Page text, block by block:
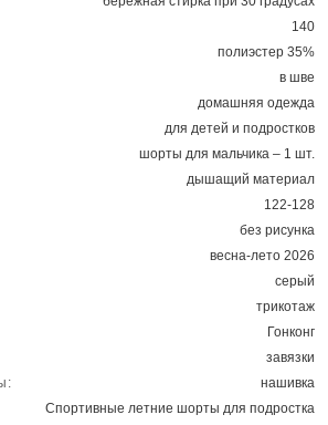
140
полиэстер 35%
в шве
домашняя одежда
для детей и подростков
шорты для мальчика – 1 шт.
дышащий материал
122-128
без рисунка
весна-лето 2026
серый
трикотаж
Гонконг
завязки
нашивка
Спортивные летние шорты для подростка